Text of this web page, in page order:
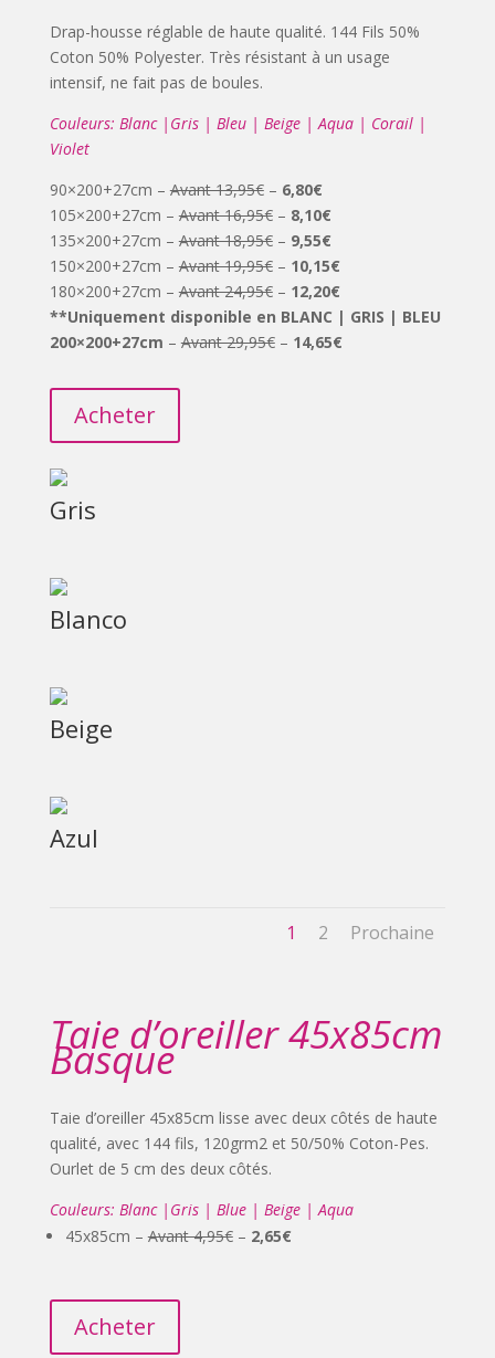
Drap-housse réglable de haute qualité. 144 Fils 50%
Coton 50% Polyester. Très résistant à un usage
intensif, ne fait pas de boules.
Couleurs: Blanc |Gris | Bleu | Beige | Aqua | Corail |
Violet
90×200+27cm –Avant 13,95€– 6,80€
105×200+27cm –Avant 16,95€– 8,10€
135×200+27cm –Avant 18,95€– 9,55€
150×200+27cm –Avant 19,95€– 10,15€
180×200+27cm –Avant 24,95€– 12,20€
**Uniquement disponible en BLANC | GRIS | BLEU
200×200+27cm –Avant 29,95€– 14,65€
Acheter
Gris
Blanco
Beige
Azul
1 2 Prochaine
Taie d’oreiller 45x85cm
Basque
Taie d’oreiller 45x85cm lisse avec deux côtés de haute
qualité, avec 144 fils, 120grm2 et 50/50% Coton-Pes.
Ourlet de 5 cm des deux côtés.
Couleurs: Blanc |Gris | Blue | Beige | Aqua
45x85cm –Avant 4,95€– 2,65€
Acheter